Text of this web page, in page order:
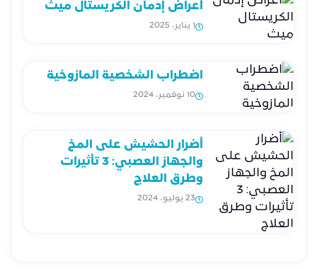
أعراض إدمان الكريستال ميث
1 يناير، 2025
اضطراب الشخصية المازوخية
10 نوفمبر، 2024
أضرار الحشيش على المخ
والجهاز العصبي: 3 تأثيرات
وطرق العلاج
23 يوليو، 2024